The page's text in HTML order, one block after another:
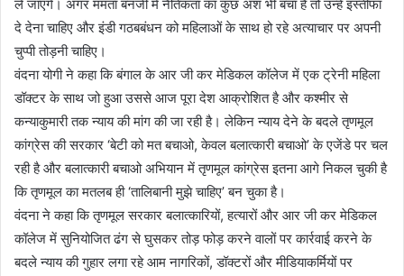
ले जाएंगे। अगर ममता बनर्जी में नैतिकता का कुछ अंश भी बचा है तो उन्हें इस्तीफा
दे देना चाहिए और इंडी गठबबंधन को महिलाओं के साथ हो रहे अत्याचार पर अपनी
चुप्पी तोड़नी चाहिए।
वंदना योगी ने कहा कि बंगाल के आर जी कर मेडिकल कॉलेज में एक ट्रेनी महिला
डॉक्टर के साथ जो हुआ उससे आज पूरा देश आक्रोशित है और कश्मीर से
कन्याकुमारी तक न्याय की मांग की जा रही है। लेकिन न्याय देने के बदले तृणमूल
कांग्रेस की सरकार ‘बेटी को मत बचाओ, केवल बलात्कारी बचाओ’ के एजेंडे पर चल
रही है और बलात्कारी बचाओ अभियान में तृणमूल कांग्रेस इतना आगे निकल चुकी है
कि तृणमूल का मतलब ही ‘तालिबानी मुझे चाहिए’ बन चुका है।
वंदना ने कहा कि तृणमूल सरकार बलात्कारियों, हत्यारों और आर जी कर मेडिकल
कॉलेज में सुनियोजित ढंग से घुसकर तोड़ फोड़ करने वालों पर कार्रवाई करने के
बदले न्याय की गुहार लगा रहे आम नागरिकों, डॉक्टरों और मीडियाकर्मियों पर